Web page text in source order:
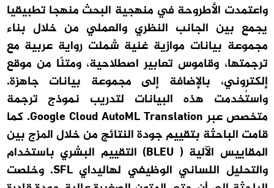
واعتمدت الأطروحة في منهجية البحث منهجا تطبيقيا
يجمع بين الجانب النظري والعملي من خلال بناء
مجموعة بيانات موازية غنية شملت رواية عربية مع
ترجمتها، وقاموس تعابير اصطلاحية، ومتنًا من موقع
إلكتروني، بالإضافة إلى مجموعة بيانات جاهزة.
واستُخدمت هذه البيانات لتدريب نموذج ترجمة
متخصص عبر Google Cloud AutoML Translation. كما
قامت الباحثة بتقييم جودة النتائج من خلال المزج بين
المقاييس الآلية ( BLEU) التقييم البشري باستخدام
والتحليل اللساني الوظيفي لهاليداي SFL. وخلصت